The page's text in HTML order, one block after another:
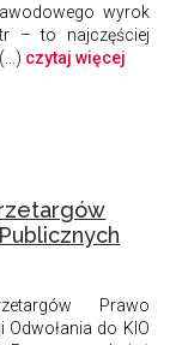
wyrok
– to najczęściej
czytaj więcej
Prawo
Odwołania do KIO